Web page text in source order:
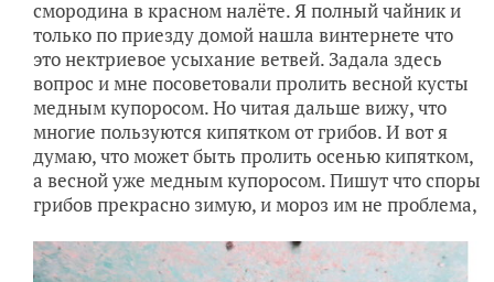
смородина в красном налёте. Я полный чайник и
только по приезду домой нашла винтернете что
это нектриевое усыхание ветвей. Задала здесь
вопрос и мне посоветовали пролить весной кусты
медным купоросом. Но читая дальше вижу, что
многие пользуются кипятком от грибов. И вот я
думаю, что может быть пролить осенью кипятком,
а весной уже медным купоросом. Пишут что споры
грибов прекрасно зимую, и мороз им не проблема,